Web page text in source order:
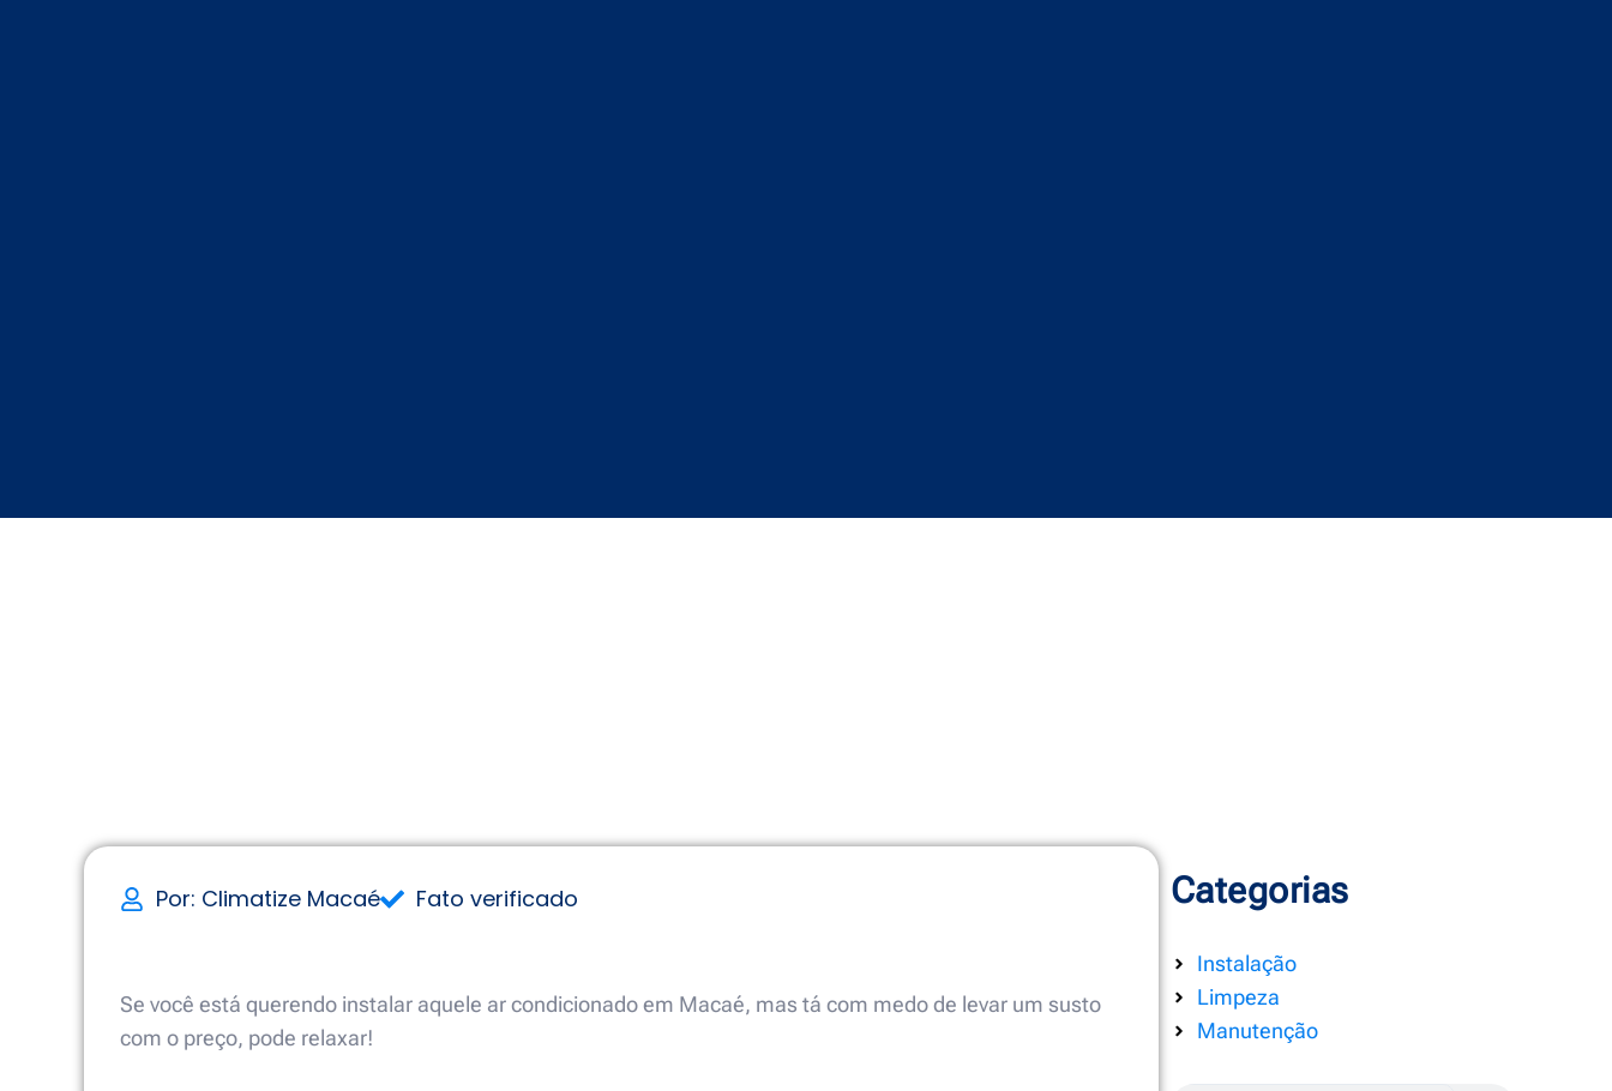
Por: Climatize Macaé Fato verificado
Se você está querendo instalar aquele ar condicionado em Macaé, mas tá com medo de levar um susto
com o preço, pode relaxar!
Categorias
Instalação
Limpeza
Manutenção